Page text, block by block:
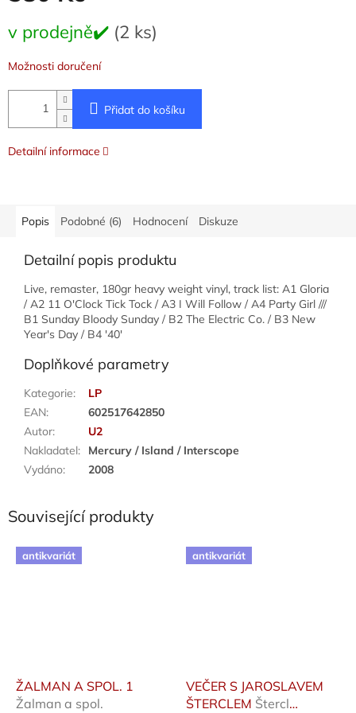
cena:
v prodejně✔️ (2 ks)
Možnosti doručení
Přidat do košíku
Detailní informace
Popis Podobné (6) Hodnocení Diskuze
Detailní popis produktu
Live, remaster, 180gr heavy weight vinyl, track list: A1 Gloria
/ A2 11 O'Clock Tick Tock / A3 I Will Follow / A4 Party Girl ///
B1 Sunday Bloody Sunday / B2 The Electric Co. / B3 New
Year's Day / B4 '40'
Doplňkové parametry
Kategorie:
LP
EAN:
602517642850
Autor:
U2
Nakladatel:
Mercury / Island / Interscope
Vydáno: 2008
Související produkty
antikvariát
ŽALMAN A SPOL. 1
Žalman a spol.
antikvariát
VEČER S JAROSLAVEM
ŠTERCLEM Štercl